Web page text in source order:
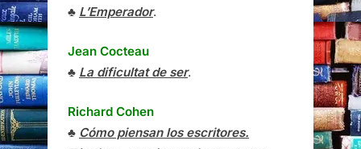
♣ L’Emperador.
Jean Cocteau
♣ La dificultat de ser.
Richard Cohen
♣ Cómo piensan los escritores.